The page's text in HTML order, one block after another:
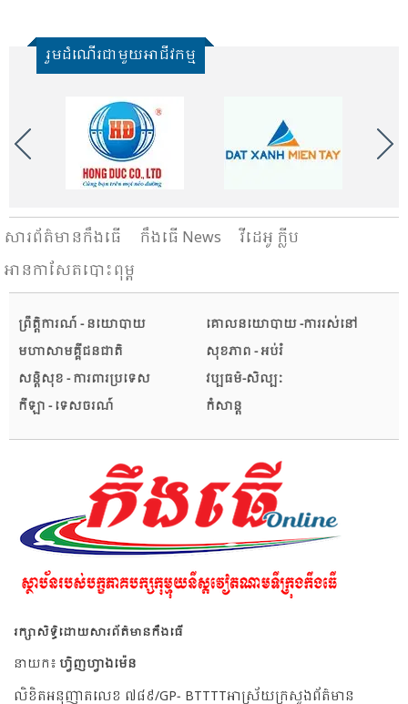
រួមដំណើរជាមួយអាជីវកម្ម
សារ​ព័ត៌មានកឹងធើ កឹងធើ News
វីដេអូ ក្លីប
អានកាសែតបោះពុម្ព
ព្រឹត្តិការណ៍ - នយោបាយ
គោលនយោបាយ -ការរស់នៅ
មហាសាមគ្គីជនជាតិ
សុខភាព - អប់រំ
សន្តិសុខ - ការពារប្រទេស
វប្បធម៌-សិល្បៈ
កីឡា - ទេសចរណ៍
កំសាន្ត
រក្សាសិទ្ធិដោយសារព័ត៌មានកឹងធើ
នាយក៖ ហ្វិញហ្វាងម៉េន
លិខិតអនុញាតលេខ ៧៨៩/GP- BTTTTអាស្រ័យក្រសួងព័ត៌មាន